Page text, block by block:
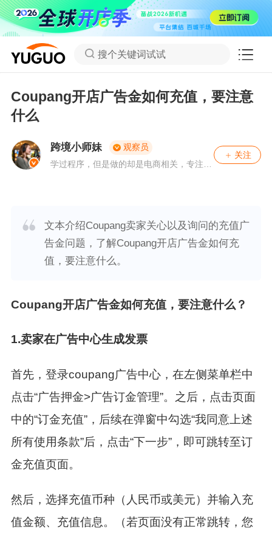
搜个关键词试试
Coupang开店广告金如何充值，要注意
什么
跨境小师妹
观察员
学过程序，但是做的却是电商相关，专注、
关注
文本介绍Coupang卖家关心以及询问的充值广
告金问题，了解Coupang开店广告金如何充
值，要注意什么。
Coupang开店广告金如何充值，要注意什么？
1.卖家在广告中心生成发票
首先，登录coupang广告中心，在左侧菜单栏中
点击“广告押金>广告订金管理”。之后，点击页面
中的“订金充值”，后续在弹窗中勾选“我同意上述
所有使用条款”后，点击“下一步”，即可跳转至订
金充值页面。
然后，选择充值币种（人民币或美元）并输入充
值金额、充值信息。
（若页面没有正常跳转，您